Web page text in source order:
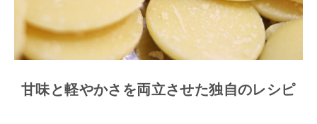
甘味と軽やかさを両立させた独自のレシピ